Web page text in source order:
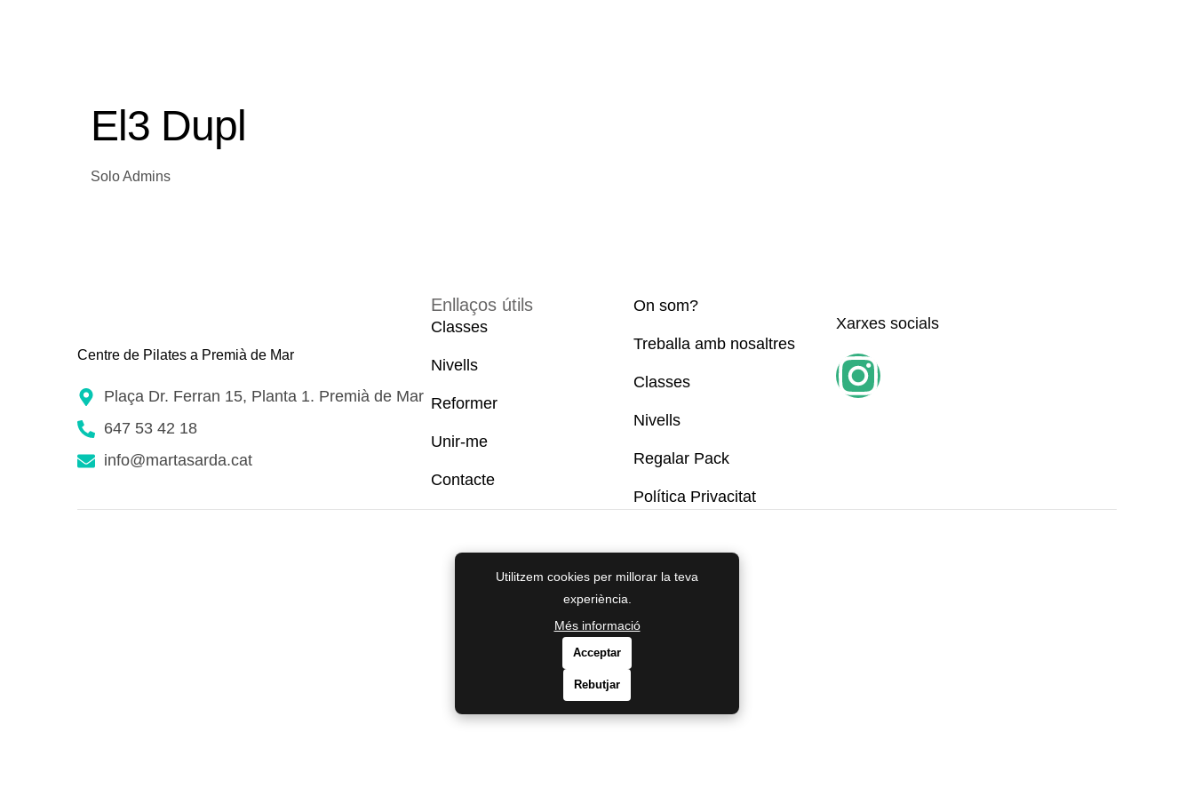
El3 Dupl
Solo Admins
Centre de Pilates a Premià de Mar
Plaça Dr. Ferran 15, Planta 1. Premià de Mar
647 53 42 18
info@martasarda.cat
Enllaços útils
Classes
Nivells
Reformer
Unir-me
Contacte
On som?
Treballa amb nosaltres
Classes
Nivells
Regalar Pack
Política Privacitat
Xarxes socials
Copyright © 2025 All rights reserved.
Utilitzem cookies per millorar la teva
experiència.
Més informació
Acceptar
Rebutjar